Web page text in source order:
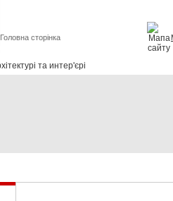
Головна сторінка